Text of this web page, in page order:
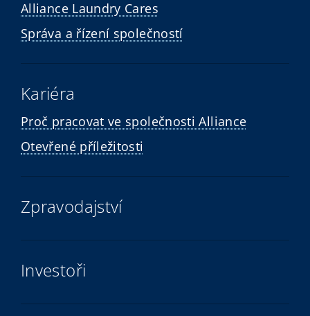
Alliance Laundry Cares
Správa a řízení společností
Kariéra
Proč pracovat ve společnosti Alliance
Otevřené příležitosti
Zpravodajství
Investoři